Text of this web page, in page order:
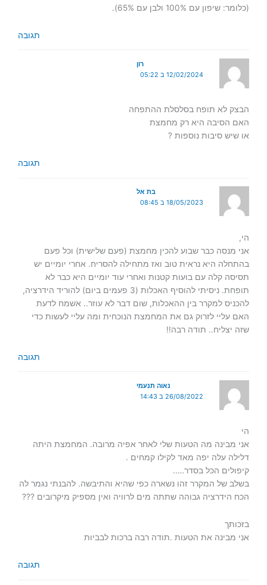
(כלומר: שיפון עם 100% ולבן עם 65%).
תגובה
רון
12/02/2024 ב 05:22
הבצק לא תופח בסלסלת ההתפחה
האם הסיבה היא רק מחמצת
או שיש סיבות נוספות ?
תגובה
בת אל
18/05/2023 ב 08:45
הי,
אני מנסה כבר שבוע להכין מחמצת (פעם שלישית) וכל פעם
בהתחלה היא נראית טוב ואז מתחילה להסריח. אחרי יומיים יש
תסיסה קלה עם בועות קטנות ואחרי עוד יומיים היא כבר לא
תופחת. ניסיתי להוסיף האכלות (3 פעמים ביום) להוריד הידרציה,
להכניס למקרר בין ההאכלות, שום דבר לא עוזר.. אשמח לדעת
האם עליי לזרוק גם את המחמצת הנוכחית ומה עליי לעשות כדי
שזה יצליח.. תודה רבה!!
תגובה
נאוה תנעמי
26/08/2022 ב 14:43
הי
אני מבינה מה הטעות שלי לאחר אפיה מרובה. המחמצת היתה
דלילה עלה יפה מאד לקילו קמחים .
קיפולים הכל בסדר…..
בשלב של המקרר זהו נשארה כפי שהיא והתיבשה. להבנתי נגמר לה
הכח הידרציה גבוהה שתתה מים לרוויה ואין מספיק מיקרובים ???
בזכותך
אני מבינה את הטעות .תודה רבה ברכות לבביות
תגובה